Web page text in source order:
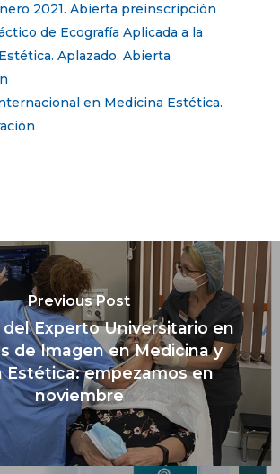
2021. Abierta preinscripción
de Ecografía Aplicada a la
Aplazado. Abierta
en Medicina Estética.
Previous Post
del Experto Universitario en
de Imagen en Medicina y
Estética: empezamos en
noviembre